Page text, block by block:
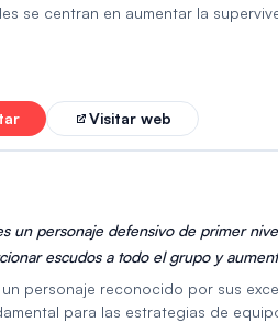
se centran en aumentar la
de control de masas. Además, su
recibir cierta cantidad de daño, lo
aumentar la salud del equipo y
Visitar web
un personaje defensivo de primer
escudos a todo el grupo y
lo hace invaluable para proteger al
un personaje reconocido por sus
para las estrategias de